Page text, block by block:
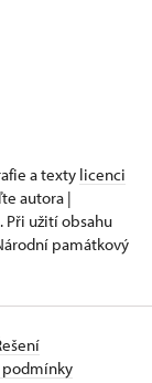
a texty licenci
autora |
Při užití obsahu
památkový
podmínky